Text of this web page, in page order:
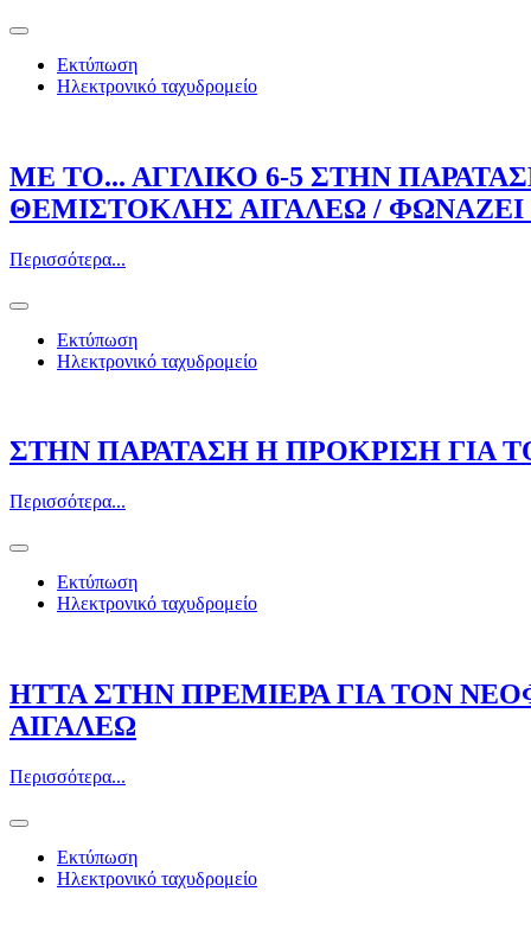
Εκτύπωση
Ηλεκτρονικό ταχυδρομείο
ΜΕ ΤΟ... ΑΓΓΛΙΚΟ 6-5 ΣΤΗΝ
ΘΕΜΙΣΤΟΚΛΗΣ ΑΙΓΑΛΕΩ / ΦΩΝΑΖΕΙ
Περισσότερα...
Εκτύπωση
Ηλεκτρονικό ταχυδρομείο
ΣΤΗΝ ΠΑΡΑΤΑΣΗ Η ΠΡΟΚΡΙΣΗ ΓΙΑ
Περισσότερα...
Εκτύπωση
Ηλεκτρονικό ταχυδρομείο
ΗΤΤΑ ΣΤΗΝ ΠΡΕΜΙΕΡΑ ΓΙΑ ΤΟΝ
ΑΙΓΑΛΕΩ
Περισσότερα...
Εκτύπωση
Ηλεκτρονικό ταχυδρομείο